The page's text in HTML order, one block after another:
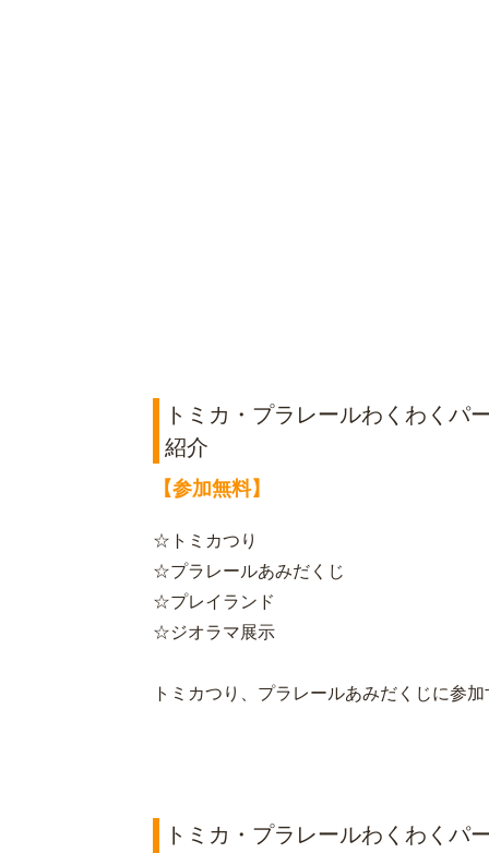
トミカ・プラレールわくわくパ
紹介
【参加無料】
☆トミカつり
☆プラレールあみだくじ
☆プレイランド
☆ジオラマ展示
トミカつり、プラレールあみだくじに参
トミカ・プラレールわくわくパ